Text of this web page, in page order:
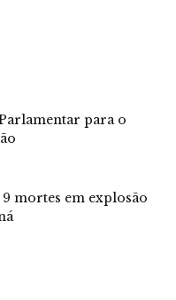
para o
mortes em explosão